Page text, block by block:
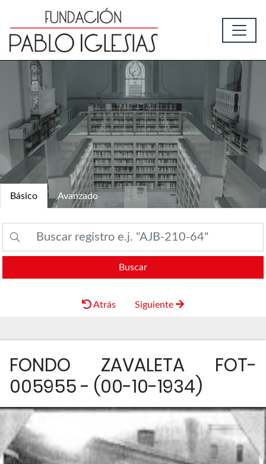
Básico Avanzado
Buscar
Atrás Siguiente
FONDO ZAVALETA FOT-
005955 - (00-10-1934)